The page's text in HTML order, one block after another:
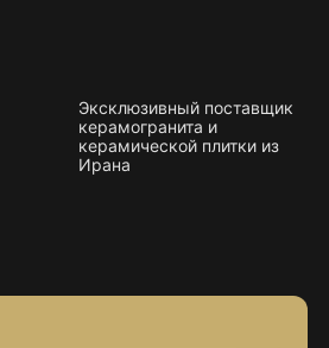
Эксклюзивный поставщик
керамогранита и
керамической плитки из
Ирана